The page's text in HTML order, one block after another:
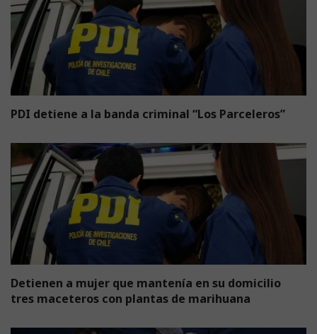
PDI detiene a la banda criminal “Los Parceleros”
Detienen a mujer que mantenía en su domicilio
tres maceteros con plantas de marihuana